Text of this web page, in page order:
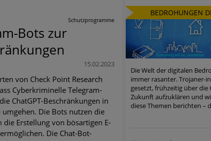
Experten rechnen mit neue Welle an Social-Engineering-
eine immer unübersichtlichere Cyber-Bedrohungslage –
der aktuellen Cyber-Bedrohungen
Ransomware. Deutsche Unternehmen dürfen
Cyberangriffe lässt Experten vor Tsunami bei Web-
Schutzprogramme
Bots zur
15.02.2023
von Check Point Research
Cyberkriminelle Telegram-
ChatGPT-Beschränkungen in
Die Bots nutzen die
die Erstellung von bösartigen E-
Die Chat-Bot-
BEDROHUNGEN
Die Welt der digitalen
immer rasanter. Trojaner-
gesetzt, frühzeitig über die
Zukunft aufzuklären und
diese Themen berichten –